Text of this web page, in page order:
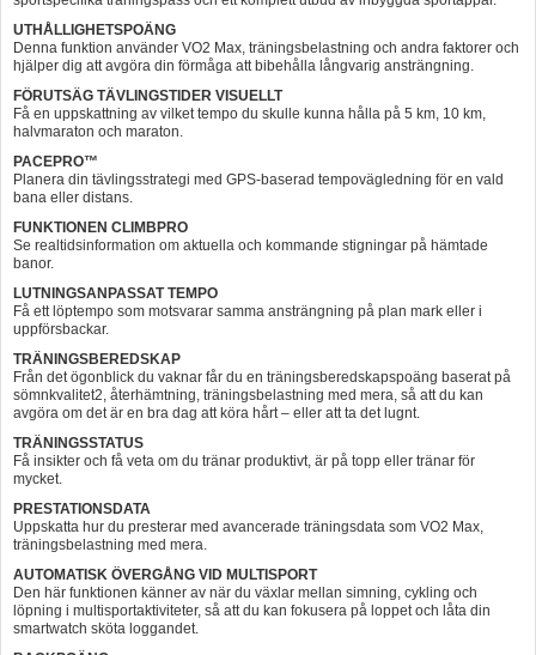
UTHÅLLIGHETSPOÄNG
Denna funktion använder VO2 Max, träningsbelastning och andra faktorer och
hjälper dig att avgöra din förmåga att bibehålla långvarig ansträngning.
FÖRUTSÄG TÄVLINGSTIDER VISUELLT
Få en uppskattning av vilket tempo du skulle kunna hålla på 5 km, 10 km,
halvmaraton och maraton.
PACEPRO™
Planera din tävlingsstrategi med GPS-baserad tempovägledning för en vald
bana eller distans.
FUNKTIONEN CLIMBPRO
Se realtidsinformation om aktuella och kommande stigningar på hämtade
banor.
LUTNINGSANPASSAT TEMPO
Få ett löptempo som motsvarar samma ansträngning på plan mark eller i
uppförsbackar.
TRÄNINGSBEREDSKAP
Från det ögonblick du vaknar får du en träningsberedskapspoäng baserat på
sömnkvalitet2, återhämtning, träningsbelastning med mera, så att du kan
avgöra om det är en bra dag att köra hårt – eller att ta det lugnt.
TRÄNINGSSTATUS
Få insikter och få veta om du tränar produktivt, är på topp eller tränar för
mycket.
PRESTATIONSDATA
Uppskatta hur du presterar med avancerade träningsdata som VO2 Max,
träningsbelastning med mera.
AUTOMATISK ÖVERGÅNG VID MULTISPORT
Den här funktionen känner av när du växlar mellan simning, cykling och
löpning i multisportaktiviteter, så att du kan fokusera på loppet och låta din
smartwatch sköta loggandet.